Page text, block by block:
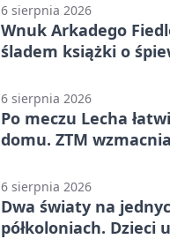
6 sierpnia 2026
Wnuk Arkadego
śladem książki o
6 sierpnia 2026
Po meczu Lecha
domu. ZTM
6 sierpnia 2026
Dwa światy na
półkoloniach. Dzieci